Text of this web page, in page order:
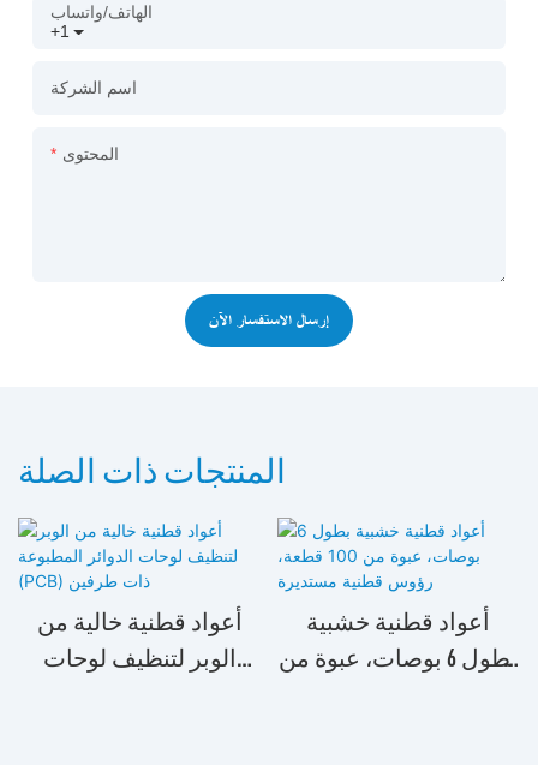
+1
الهاتف/واتساب
اسم الشركة
المحتوى
إرسال الاستفسار الآن
المنتجات ذات الصلة
أعواد قطنية خالية من
الوبر لتنظيف لوحات
أعواد قطنية خشبية
بطول 6 بوصات، عبوة من